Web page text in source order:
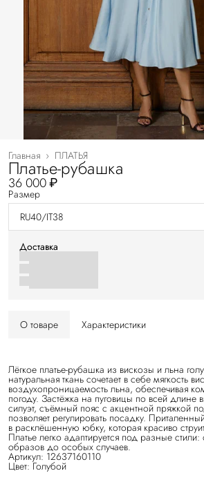
ПЛАТЬЯ
Главная ›
Платье-рубашка
36 000 ₽
Размер
RU40/IT38
Доставка
О товаре Характеристики
Лёгкое платье-рубашка из вискозы и льна
натуральная ткань сочетает в себе мягкость
воздухопроницаемость льна, обеспечивая
погоду. Застёжка на пуговицы по всей длине
силуэт, съёмный пояс с акцентной пряжкой
позволяет регулировать посадку.
в расклёшенную юбку, которая красиво
Платье легко адаптируется под разные
образов до особых случаев.
Артикул: 12637160110
Цвет: Голубой